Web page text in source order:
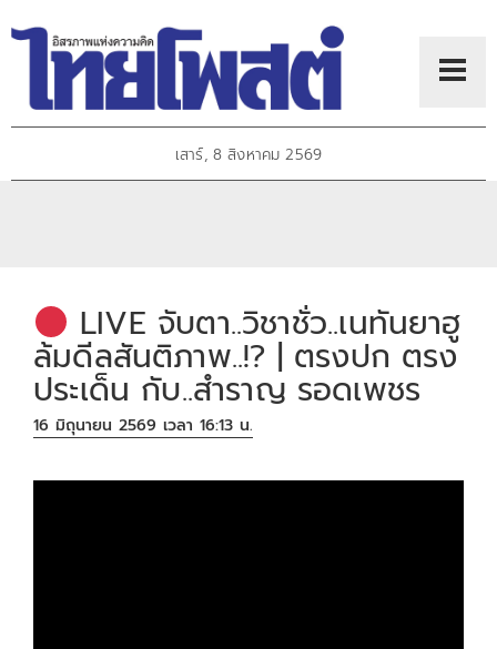
เสาร์, 8 สิงหาคม 2569
LIVE จับตา..วิชาชั่ว..เนทันยาฮู
ล้มดีลสันติภาพ..!? | ตรงปก ตรง
ประเด็น กับ..สำราญ รอดเพชร
16 มิถุนายน 2569 เวลา 16:13 น.